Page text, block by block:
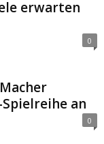
erwarten
0
an
0